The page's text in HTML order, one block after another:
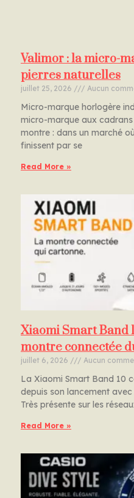
Valimor : la micro-
pierres naturelles
juillet 25, 2026 Aucun
Micro-marque horlogère
micro-marque aux
montre : dans un marché
finissent par se
Read More »
Xiaomi Smart Band
montre connectée
juillet 6, 2026 Aucun
La Xiaomi Smart Band 10
depuis son lancement
Très présente sur les
Read More »